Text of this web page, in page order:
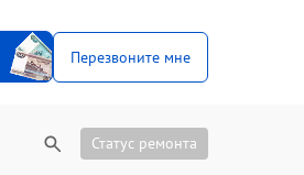
Перезвоните мне
Статус ремонта